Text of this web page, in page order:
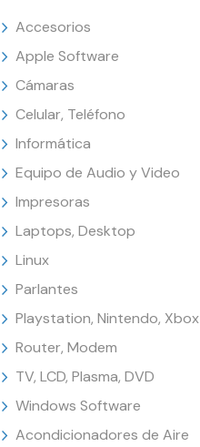
Accesorios
Apple Software
Cámaras
Celular, Teléfono
Informática
Equipo de Audio y Video
Impresoras
Laptops, Desktop
Linux
Parlantes
Playstation, Nintendo, Xbox
Router, Modem
TV, LCD, Plasma, DVD
Windows Software
Acondicionadores de Aire